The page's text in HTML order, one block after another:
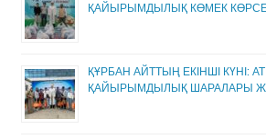
ҚАЙЫРЫМДЫЛЫҚ КӨМЕК
ҚҰРБАН АЙТТЫҢ ЕКІНШІ КҮНІ:
ҚАЙЫРЫМДЫЛЫҚ ШАРАЛАРЫ